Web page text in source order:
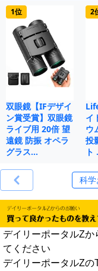
1位
双眼鏡【IFデザイ
ン賞受賞】双眼鏡
ライブ用 20倍 望
遠鏡 防振 オペラ
グラス…
2
イ
ウ
投
デイリーポータルZか
てください
デイリーポータルZの